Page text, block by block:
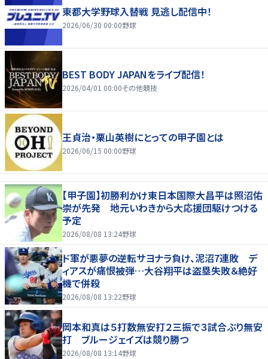
東都大学野球入替戦 見逃し配信中！
2026/06/30 00:00野球
BEST BODY JAPANをライブ配信！
2026/04/01 00:00その他競技
王貞治・栗山英樹にとっての甲子園とは
2026/06/15 00:00野球
【甲子園】初勝利かけ東日本国際大昌平は照沼佑
崇が先発 地元いわきから大応援団駆けつける
予定
2026/08/08 13:24野球
ド軍が悪夢の逆転サヨナラ負け、泥沼7連敗 デ
ィアスが痛恨被弾…大谷翔平は盗塁失敗＆絶好
機で併殺
2026/08/08 13:22野球
岡本和真は５打数無安打２三振で３試合ぶり無安
打 ブルージェイズは競り勝つ
2026/08/08 13:14野球